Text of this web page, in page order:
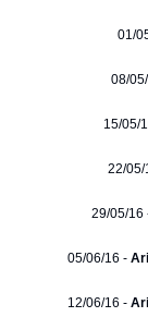
01/
08/
15/05/
22/05/
29/05/16
05/06/16 -
12/06/16 -